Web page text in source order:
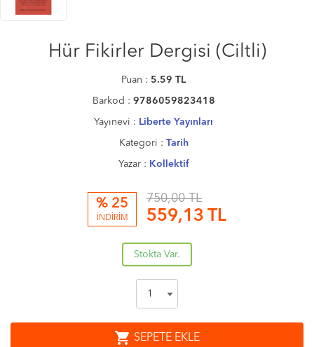
Hür Fikirler Dergisi (Ciltli)
Puan : 5.59 TL
Barkod : 9786059823418
Yayınevi : Liberte Yayınları
Kategori : Tarih
Yazar : Kollektif
% 25
İNDİRİM
750,00 TL
559,13 TL
Stokta Var.
shopping_cart SEPETE EKLE